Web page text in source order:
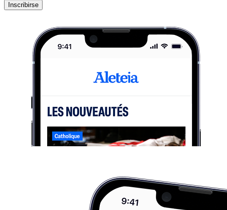
Inscribirse